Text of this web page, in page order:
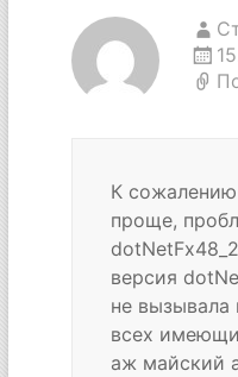
К сожалению
проще,
версия
не вызывала
всех
аж майский